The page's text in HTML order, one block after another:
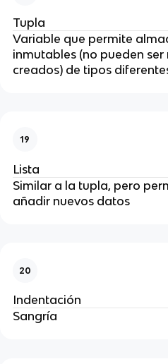
Tupla
Variable que permite
inmutables (no pueden
creados) de tipos
19
Lista
Similar a la tupla, pero
añadir nuevos datos
20
Indentación
Sangría